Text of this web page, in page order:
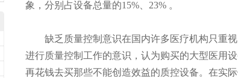
象，分别占设备总量的15%、23% 。
缺乏质量控制意识在国内许多医疗机构只重视
进行质量控制工作的意识，认为购买的大型医用
再花钱去买那些不能创造效益的质控设备。在实